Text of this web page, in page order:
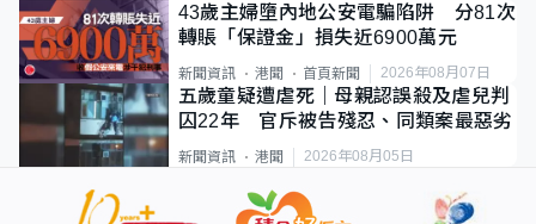
43歲主婦墮內地公安電騙陷阱 分81次
轉賬「保證金」損失近6900萬元
新聞資訊 港聞 首頁新聞 2026年08月07日
五歲童疑遭虐死｜母親認誤殺及虐兒判
囚22年 官斥被告殘忍、同類案最惡劣
新聞資訊 港聞 2026年08月05日